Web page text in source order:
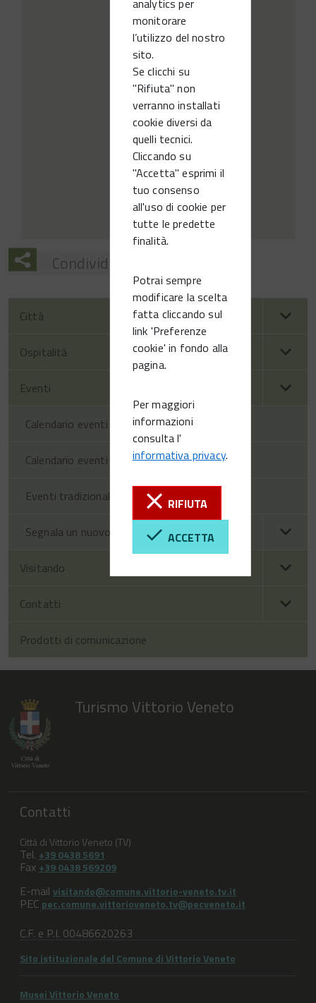
monitorare
l’utilizzo del nostro
sito.
Se clicchi su
"Rifiuta" non
verranno installati
cookie diversi da
quelli tecnici.
Cliccando su
"Accetta" esprimi il
tuo consenso
all'uso di cookie per
tutte le predette
finalità.
Potrai sempre
modificare la scelta
fatta cliccando sul
link 'Preferenze
cookie' in fondo alla
pagina.
Per maggiori
informazioni
consulta l'
informativa privacy.
RIFIUTA
ACCETTA
Condividi
Città
Ospitalità
Eventi
Calendario eventi territorio
Calendario eventi Vittorio Veneto
Eventi tradizionali
Segnala un nuovo evento
Visitando
Contatti
Prodotti di comunicazione
Turismo Vittorio Veneto
Contatti
Città di Vittorio Veneto (TV)
Tel. +39 0438 5691
Fax +39 0438 569209
E-mail visitando@comune.vittorio-veneto.tv.it
PEC pec.comune.vittorioveneto.tv@pecveneto.it
C.F. e P.I. 00486620263
Sito istituzionale del Comune di Vittorio Veneto
Musei Vittorio Veneto